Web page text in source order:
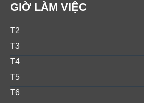
GIỜ LÀM VIỆC
T2
T3
T4
T5
T6